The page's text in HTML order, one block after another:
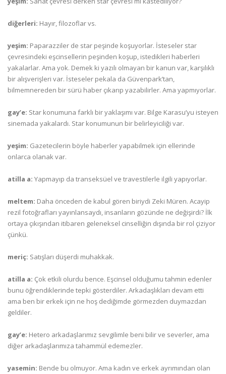
diğerleri: Hayır, filozoflar vs.
yeşim: Paparazziler de star peşinde koşuyorlar. İsteseler star
çevresindeki eşcinsellerin peşinden koşup, istedikleri haberleri
yakalarlar. Ama yok. Demek ki yazılı olmayan bir kanun var, karşılıklı
bir alışverişleri var. İsteseler pekala da Güvenpark’tan,
bilmemnereden bir sürü haber çıkarıp yazabilirler. Ama yapmıyorlar.
gay’e: Star konumuna farklı bir yaklaşımı var. Bilge Karasu’yu isteyen
sinemada yakalardı. Star konumunun bir belirleyiciliği var.
yeşim: Gazetecilerin böyle haberler yapabilmek için ellerinde
onlarca olanak var.
atilla a: Yapmayıp da transeksüel ve travestilerle ilgili yapıyorlar.
meltem: Daha önceden de kabul gören biriydi Zeki Müren. Acayip
rezil fotoğrafları yayınlansaydı, insanların gözünde ne değişirdi? İlk
ortaya çıkışından itibaren geleneksel cinselliğin dışında bir rol çiziyor
çünkü.
meriç: Satışları düşerdi muhakkak.
atilla a: Çok etkili olurdu bence. Eşcinsel olduğumu tahmin edenler
bunu öğrendiklerinde tepki gösterdiler. Arkadaşlıkları devam etti
ama ben bir erkek için ne hoş dediğimde görmezden duymazdan
geldiler.
gay’e: Hetero arkadaşlarımız sevgilimle beni bilir ve severler, ama
diğer arkadaşlarımıza tahammül edemezler.
yasemin: Bende bu olmuyor. Ama kadın ve erkek ayrımından olan